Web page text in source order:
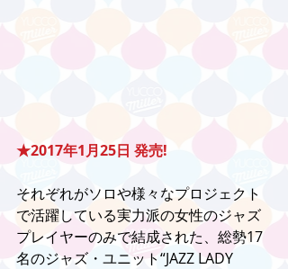
★2017年1月25日 発売!
それぞれがソロや様々なプロジェクト
で活躍している実力派の女性のジャズ
プレイヤーのみで結成された、総勢17
名のジャズ・ユニット“JAZZ LADY